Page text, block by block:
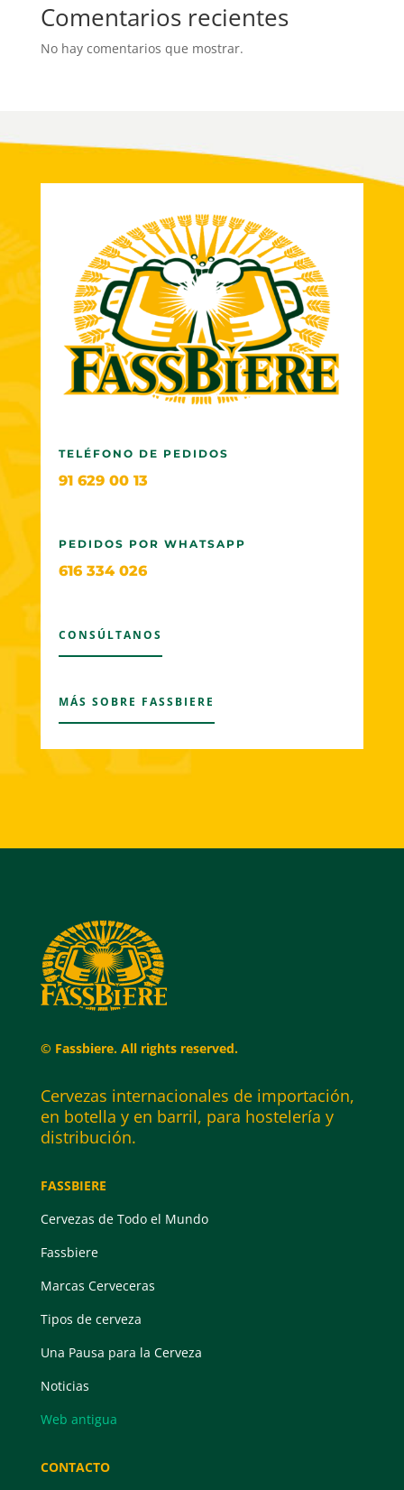
Comentarios recientes
No hay comentarios que mostrar.
TELÉFONO DE PEDIDOS
91 629 00 13
PEDIDOS POR WHATSAPP
616 334 026
CONSÚLTANOS
MÁS SOBRE FASSBIERE
© Fassbiere. All rights reserved.
Cervezas internacionales de importación,
en botella y en barril, para hostelería y
distribución.
FASSBIERE
Cervezas de Todo el Mundo
Fassbiere
Marcas Cerveceras
Tipos de cerveza
Una Pausa para la Cerveza
Noticias
Web antigua
CONTACTO